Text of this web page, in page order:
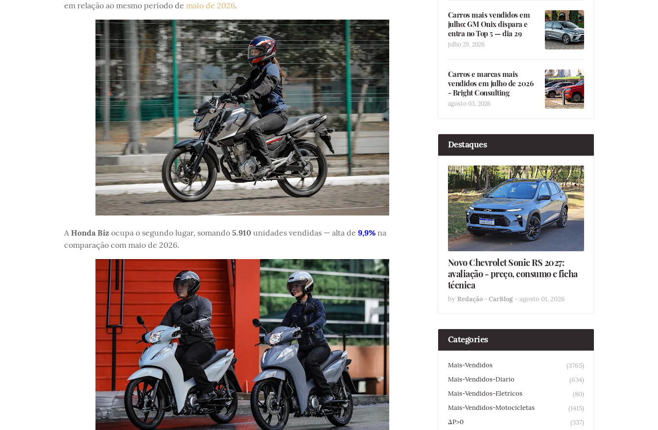
em relação ao mesmo período de maio de 2026.
A Honda Bizocupa o segundo lugar, somando 5.910unidades vendidas — alta de 9,9%na
comparação com maio de 2026.
Carros mais vendidos em
julho: GM Onix dispara e
entra no Top 5 — dia 29
julho 29, 2026
Carros e marcas mais
vendidos em julho de 2026
- Bright Consulting
agosto 03, 2026
Destaques
Novo Chevrolet Sonic RS 2027:
avaliação - preço, consumo e ficha
técnica
by Redação - CarBlog - agosto 01, 2026
Categories
Mais-Vendidos
(3765)
Mais-Vendidos-Diario
(634)
Mais-Vendidos-Eletricos
(80)
Mais-Vendidos-Motocicletas
(1415)
ΔP>0
(337)